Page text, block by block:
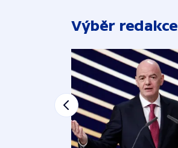
Výběr redakce